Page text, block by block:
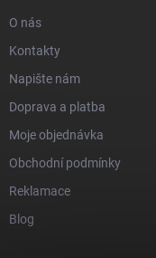
O nás
Kontakty
Napište nám
Doprava a platba
Moje objednávka
Obchodní podmínky
Reklamace
Blog